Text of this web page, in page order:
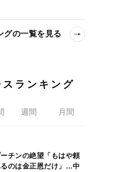
グの一覧を見る
スランキング
週間 月間
チンの絶望「もはや頼
のは金正恩だけ」…中